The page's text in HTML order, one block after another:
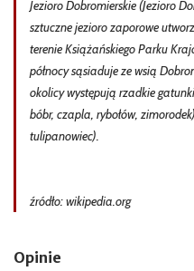
Jezioro Dobromierskie (Jezioro
sztuczne jezioro zaporowe
terenie Książańskiego Parku
północy sąsiaduje ze wsią
okolicy występują rzadkie
bóbr, czapla, rybołów,
tulipanowiec).
źródło: wikipedia.org
Opinie